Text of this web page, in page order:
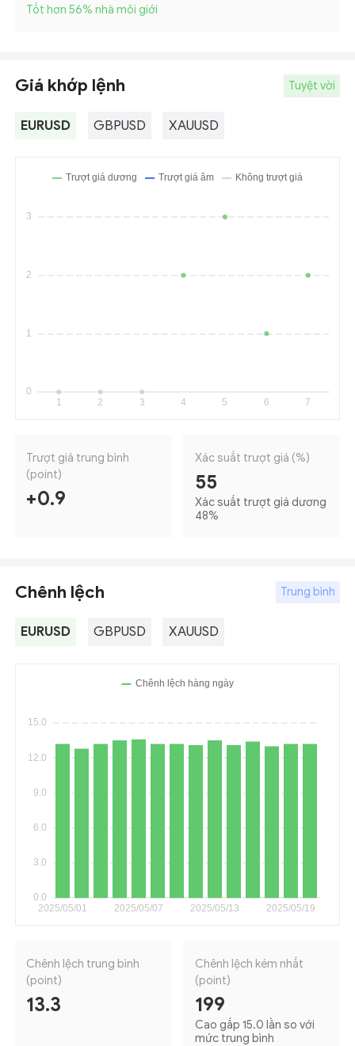
Tốt hơn 56% nhà môi giới
Giá khớp lệnh Tuyệt vời
EURUSD GBPUSD XAUUSD
Trượt giá trung bình
(point)
+0.9
Xác suất trượt giá (%)
55
Xác suất trượt giá dương
48%
Chênh lệch Trung bình
EURUSD GBPUSD XAUUSD
Chênh lệch trung bình
(point)
13.3
Chênh lệch kém nhất
(point)
199
Cao gấp 15.0 lần so với
mức trung bình